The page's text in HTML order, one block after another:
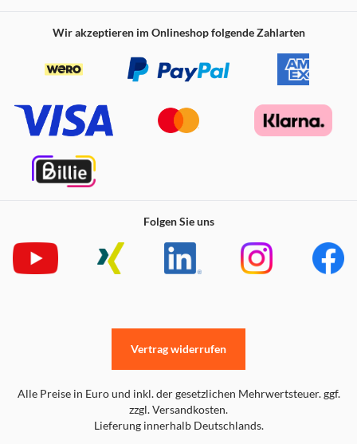
Wasserabweisendes Material zum Schutz vor Feuchtigkeit,
Schmutz und Kratzern.
Wir akzeptieren im Onlineshop folgende Zahlarten
Folgen Sie uns
Alle Preise in Euro und inkl. der gesetzlichen Mehrwertsteuer. ggf.
zzgl. Versandkosten.
Lieferung innerhalb Deutschlands.
Vertrag widerrufen